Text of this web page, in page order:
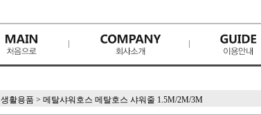
생활용품 > 메탈샤워호스 메탈호스 샤워줄 1.5M/2M/3M